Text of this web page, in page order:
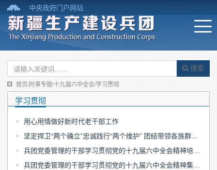
中央政府门户网站
搜索
首页/时事专题/十九届六中全会/学习贯彻
学习贯彻
用心用情做好新时代老干部工作
坚定捍卫“两个确立”忠诚践行“两个维护” 团结带领各族群众走好新的赶考之路
兵团党委管理的干部学习贯彻党的十九届六中全会精神培训班结业
兵团党委管理的干部学习贯彻党的十九届六中全会精神集中培训班开班